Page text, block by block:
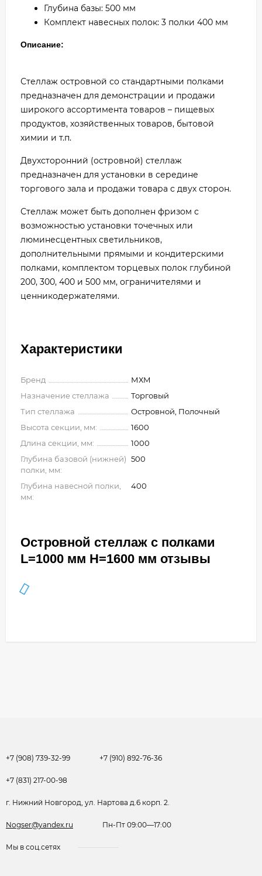
Глубина базы: 500 мм
Комплект навесных полок: 3 полки 400 мм
Описание:
Стеллаж островной со стандартными полками
предназначен для демонстрации и продажи
широкого ассортимента товаров – пищевых
продуктов, хозяйственных товаров, бытовой
химии и т.п.
Двухсторонний (островной) стеллаж
предназначен для установки в середине
торгового зала и продажи товара с двух сторон.
Стеллаж может быть дополнен фризом с
возможностью установки точечных или
люминесцентных светильников,
дополнительными прямыми и кондитерскими
полками, комплектом торцевых полок глубиной
200, 300, 400 и 500 мм, ограничителями и
ценникодержателями.
Характеристики
Бренд
МХМ
Назначение стеллажа
Торговый
Тип стеллажа
Островной, Полочный
Высота секции, мм:
1600
Длина секции, мм:
1000
Глубина базовой (нижней)
полки, мм:
500
Глубина навесной полки,
мм:
400
Островной стеллаж с полками
L=1000 мм H=1600 мм отзывы
+7 (908) 739-32-99 +7 (910) 892-76-36
+7 (831) 217-00-98
г. Нижний Новгород, ул. Нартова д.6 корп. 2.
Nogser@yandex.ru Пн-Пт 09:00—17:00
Мы в соц.сетях